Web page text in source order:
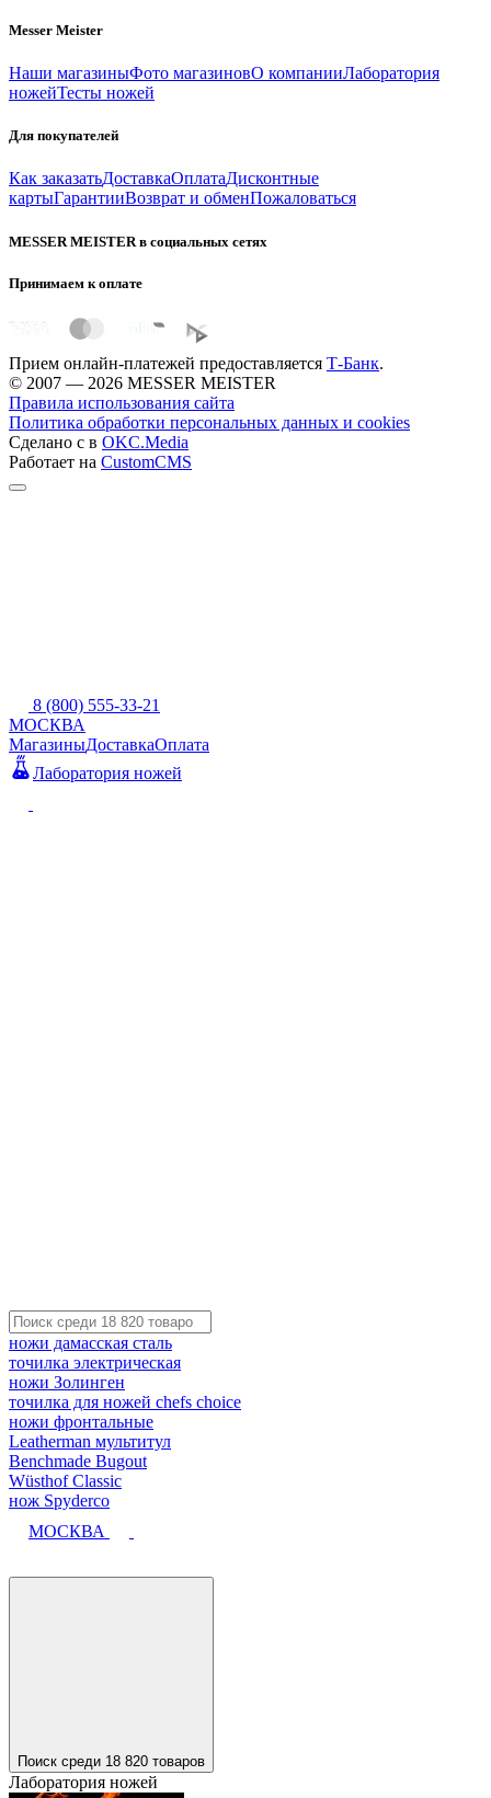
Messer Meister
Наши магазиныФото магазиновО компанииЛаборатория
ножейТесты ножей
Для покупателей
Как заказатьДоставкаОплатаДисконтные
картыГарантииВозврат и обменПожаловаться
MESSER MEISTER в социальных сетях
Принимаем к оплате
Прием онлайн-платежей предоставляется Т-Банк.
© 2007 — 2026 MESSER MEISTER
Правила использования сайта
Политика обработки персональных данных и cookies
Сделано с в OKC.Media
Работает на CustomCMS
8 (800) 555-33-21
МОСКВА
МагазиныДоставкаОплата
Лаборатория ножей
ножи дамасская сталь
точилка электрическая
ножи Золинген
точилка для ножей chefs choice
ножи фронтальные
Leatherman мультитул
Benchmade Bugout
Wüsthof Classic
нож Spyderco
МОСКВА
Поиск среди 18 820 товаров
Лаборатория ножей